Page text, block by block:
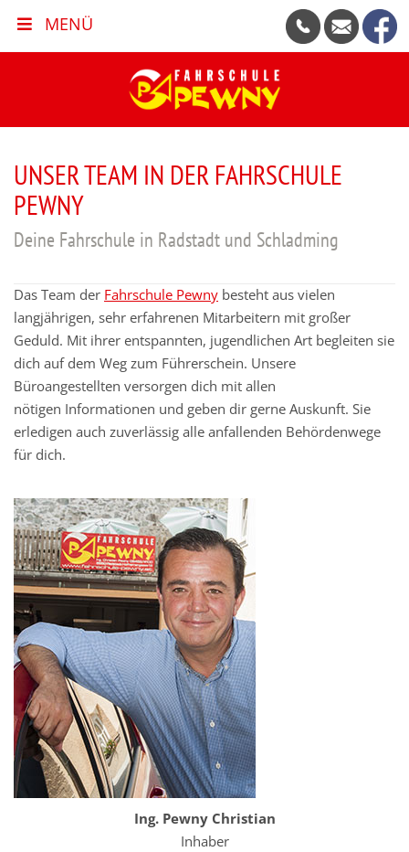
MENÜ
UNSER TEAM IN DER FAHRSCHULE
PEWNY
Deine Fahrschule in Radstadt und Schladming
Das Team der Fahrschule Pewny besteht aus vielen
langjährigen, sehr erfahrenen Mitarbeitern mit großer
Geduld. Mit ihrer entspannten, jugendlichen Art begleiten sie
dich auf dem Weg zum Führerschein. Unsere
Büroangestellten versorgen dich mit allen
nötigen Informationen und geben dir gerne Auskunft. Sie
erledigen auch zuverlässig alle anfallenden Behördenwege
für dich.
Ing. Pewny Christian
Inhaber